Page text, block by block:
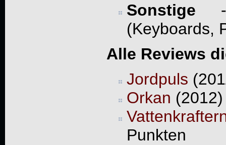
Sonstige -
(Keyboards,
Alle Reviews
Jordpuls
Orkan
Punkten